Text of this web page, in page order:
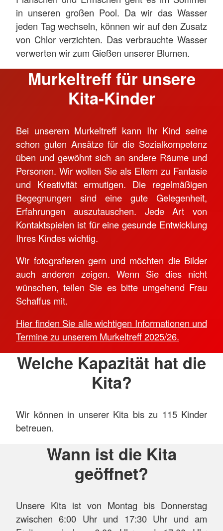
in unseren großen Pool. Da wir das Wasser
jeden Tag wechseln, können wir auf den Zusatz
von Chlor verzichten. Das verbrauchte Wasser
verwerten wir zum Gießen unserer Blumen.
Murkeltreff für unsere
Kita-Kinder
Bei unserem Murkeltreff kann Ihr Kind seine
schon guten Ansätze für die Sozialkompetenz
üben und gewöhnt sich an andere Räume und
Personen. Wir wollen Sie als Eltern zu Fantasie
und Kreativität ermutigen. Die regelmäßigen
Begegnungen sind eine gute Gelegenheit,
Erfahrungen auszutauschen. Jede Art von
Kontaktspielen ist für eine gesunde Entwicklung
Ihres Kindes wichtig.
Wir fotografieren gern und möchten die Bilder
auch anderen zeigen. Wenn Sie dies nicht
wünschen, teilen Sie es bitte umgehend Frau
Schaffus mit.
Hier finden Sie alle wichtigen Informationen und
Termine zu unserem Murkeltreff 2025/26.
Welche Kapazität hat die
Kita?
Wir können in unserer Kita bis zu 115 Kinder
betreuen.
Wann ist die Kita
geöffnet?
Unsere Kita ist von Montag bis Donnerstag
zwischen 6:00 Uhr und 17:30 Uhr und am